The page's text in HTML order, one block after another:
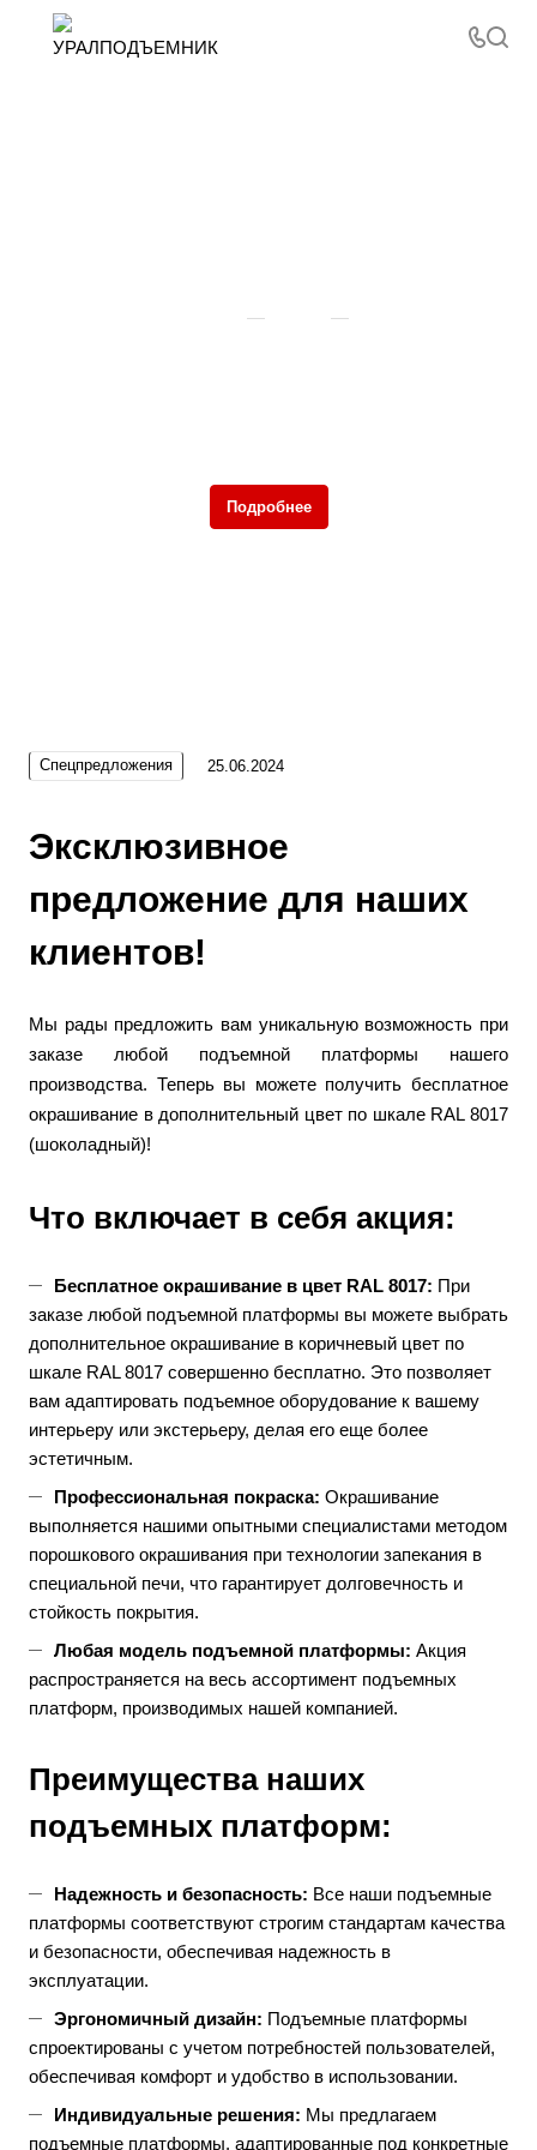
— —
Подробнее
Спецпредложения 25.06.2024
Эксклюзивное
предложение для наших
клиентов!
Мы рады предложить вам уникальную возможность при
заказе любой подъемной платформы нашего
производства. Теперь вы можете получить бесплатное
окрашивание в дополнительный цвет по шкале RAL 8017
(шоколадный)!
Что включает в себя акция:
Бесплатное окрашивание в цвет RAL 8017: При
заказе любой подъемной платформы вы можете выбрать
дополнительное окрашивание в коричневый цвет по
шкале RAL 8017 совершенно бесплатно. Это позволяет
вам адаптировать подъемное оборудование к вашему
интерьеру или экстерьеру, делая его еще более
эстетичным.
Профессиональная покраска: Окрашивание
выполняется нашими опытными специалистами методом
порошкового окрашивания при технологии запекания в
специальной печи, что гарантирует долговечность и
стойкость покрытия.
Любая модель подъемной платформы: Акция
распространяется на весь ассортимент подъемных
платформ, производимых нашей компанией.
Преимущества наших
подъемных платформ:
Надежность и безопасность: Все наши подъемные
платформы соответствуют строгим стандартам качества
и безопасности, обеспечивая надежность в
эксплуатации.
Эргономичный дизайн: Подъемные платформы
спроектированы с учетом потребностей пользователей,
обеспечивая комфорт и удобство в использовании.
Индивидуальные решения: Мы предлагаем
подъемные платформы, адаптированные под конкретные